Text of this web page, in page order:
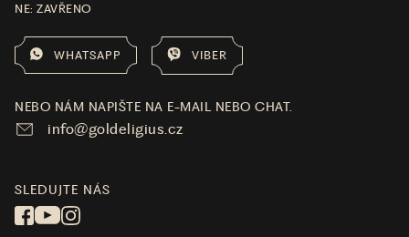
NE: ZAVŘENO
WHATSAPP VIBER
NEBO NÁM NAPIŠTE NA E-MAIL NEBO CHAT.
info@goldeligius.cz
SLEDUJTE NÁS